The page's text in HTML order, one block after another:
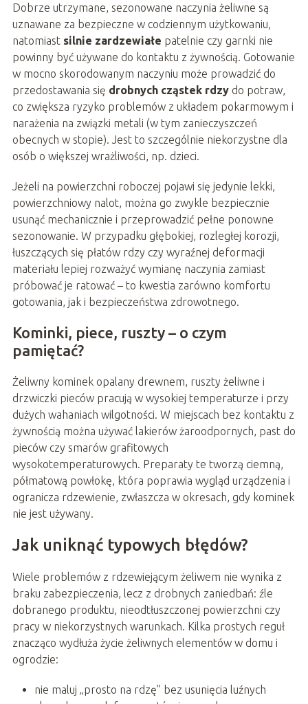
Dobrze utrzymane, sezonowane naczynia żeliwne są
uznawane za bezpieczne w codziennym użytkowaniu,
natomiast silnie zardzewiałe patelnie czy garnki nie
powinny być używane do kontaktu z żywnością. Gotowanie
w mocno skorodowanym naczyniu może prowadzić do
przedostawania się drobnych cząstek rdzydo potraw,
co zwiększa ryzyko problemów z układem pokarmowym i
narażenia na związki metali (w tym zanieczyszczeń
obecnych w stopie). Jest to szczególnie niekorzystne dla
osób o większej wrażliwości, np. dzieci.
Jeżeli na powierzchni roboczej pojawi się jedynie lekki,
powierzchniowy nalot, można go zwykle bezpiecznie
usunąć mechanicznie i przeprowadzić pełne ponowne
sezonowanie. W przypadku głębokiej, rozległej korozji,
łuszczących się płatów rdzy czy wyraźnej deformacji
materiału lepiej rozważyć wymianę naczynia zamiast
próbować je ratować – to kwestia zarówno komfortu
gotowania, jak i bezpieczeństwa zdrowotnego.
Kominki, piece, ruszty – o czym
pamiętać?
Żeliwny kominek opalany drewnem, ruszty żeliwne i
drzwiczki pieców pracują w wysokiej temperaturze i przy
dużych wahaniach wilgotności. W miejscach bez kontaktu z
żywnością można używać lakierów żaroodpornych, past do
pieców czy smarów grafitowych
wysokotemperaturowych. Preparaty te tworzą ciemną,
półmatową powłokę, która poprawia wygląd urządzenia i
ogranicza rdzewienie, zwłaszcza w okresach, gdy kominek
nie jest używany.
Jak uniknąć typowych błędów?
Wiele problemów z rdzewiejącym żeliwem nie wynika z
braku zabezpieczenia, lecz z drobnych zaniedbań: źle
dobranego produktu, nieodtłuszczonej powierzchni czy
pracy w niekorzystnych warunkach. Kilka prostych reguł
znacząco wydłuża życie żeliwnych elementów w domu i
ogrodzie:
nie maluj „prosto na rdzę” bez usunięcia luźnych